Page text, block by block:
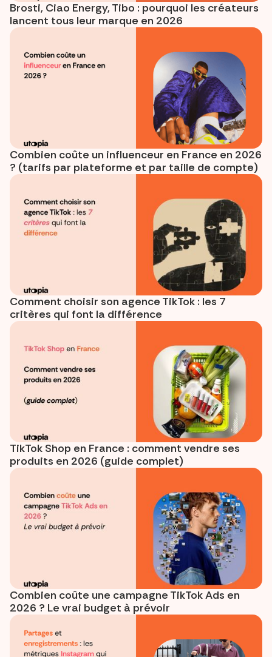
Brosti, Ciao Energy, Tibo : pourquoi les créateurs
lancent tous leur marque en 2026
Combien coûte un influenceur en France en 2026
? (tarifs par plateforme et par taille de compte)
Comment choisir son agence TikTok : les 7
critères qui font la différence
TikTok Shop en France : comment vendre ses
produits en 2026 (guide complet)
Combien coûte une campagne TikTok Ads en
2026 ? Le vrai budget à prévoir